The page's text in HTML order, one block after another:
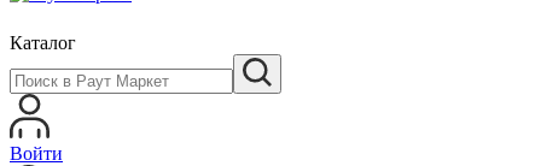
Каталог
Войти